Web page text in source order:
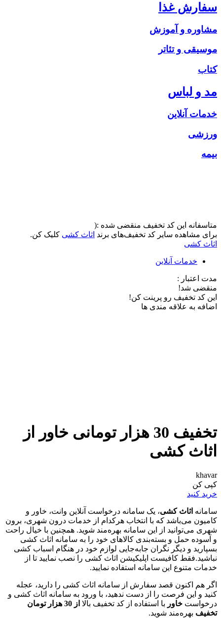
سفارش غذا
مشاوره و آموزش
موسیقی و تئاتر
کتاب
مد و لباس
خدمات آنلاین
ورزشی
بیمه
متاسفانه این کد تخفیف منقضی شده :(
برای مشاهده سایر کد تخفیف‌های برند اثاث کشی کلیک کن.
اثاث کشی
خدمات آنلاین
مدت اعتبار :
منقضی شد!
این کد تخفیف رو پرینت کن!
اضافه به علاقه مندی ها
تخفیف 30 هزار تومانی خاور از
اثاث کشی
khavar
کپی کن
خرید کنید
سامانه اثاث کشی، یک سامانه درخواست آنلاین وانت، خاور و
کامیون می‌باشد که با انتخاب هرکدام از خدمات درون شهری، برون
شهری می‌توانید از این سامانه بهره‌مند شوید. همچنین با خیال راحت
و آسوده حمل و بسته‌بندی کالاهای خود را به سامانه اثاث کشی
بسپارید و دیگر نگران جابه‌جایی لوازم خود در هنگام اسباب کشی
نباشید.فقط کافیست اپلیکیشن اثاث کشی را نصب نمایید تا از
خدمات متنوع این سامانه استفاده نمایید.
اگر هم اکنون قصد سفارش از سامانه اثاث کشی را دارید، عجله
کنید و این فرصت را از دست ندهید، با ورود به سامانه اثاث کشی و
درخواست خاور با استفاده از کد تخفیف بالا
از 30 هزار تومان
تخفیف بهره‌مند شوید.